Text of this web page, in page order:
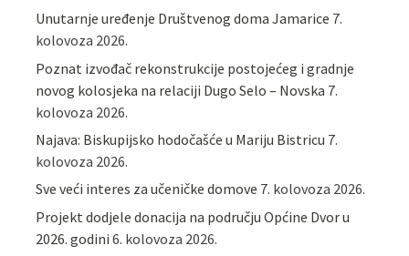
Unutarnje uređenje Društvenog doma Jamarice 7.
kolovoza 2026.
Poznat izvođač rekonstrukcije postojećeg i gradnje
novog kolosjeka na relaciji Dugo Selo – Novska 7.
kolovoza 2026.
Najava: Biskupijsko hodočašće u Mariju Bistricu 7.
kolovoza 2026.
Sve veći interes za učeničke domove 7. kolovoza 2026.
Projekt dodjele donacija na području Općine Dvor u
2026. godini 6. kolovoza 2026.